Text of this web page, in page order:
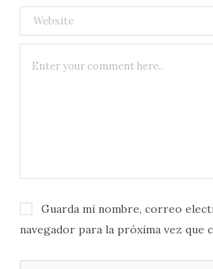
Guarda mi nombre, correo
navegador para la próxima vez que